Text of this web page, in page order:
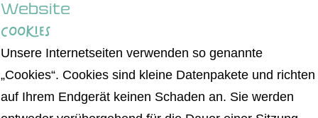
Website
Cookies
Unsere Internetseiten verwenden so genannte
„Cookies“. Cookies sind kleine Datenpakete und richten
auf Ihrem Endgerät keinen Schaden an. Sie werden